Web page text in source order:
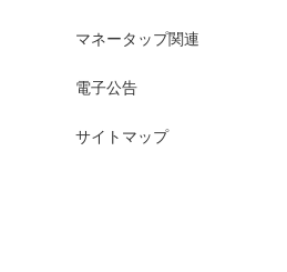
マネータップ関連
電子公告
サイトマップ